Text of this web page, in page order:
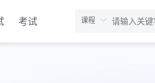
考试